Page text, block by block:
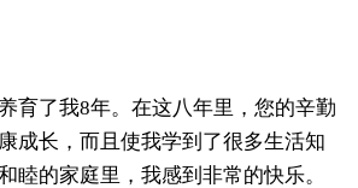
了我8年。在这八年里，您的辛勤
成长，而且使我学到了很多生活知
睦的家庭里，我感到非常的快乐。